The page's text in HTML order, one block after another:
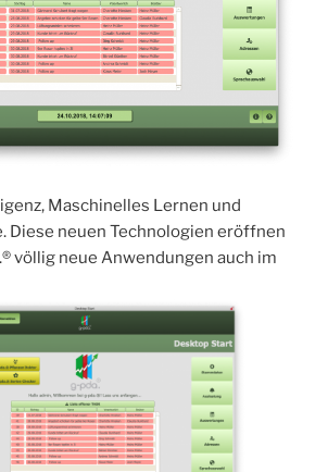
Maschinelles Lernen und
Diese neuen Technologien eröffnen
völlig neue Anwendungen auch im